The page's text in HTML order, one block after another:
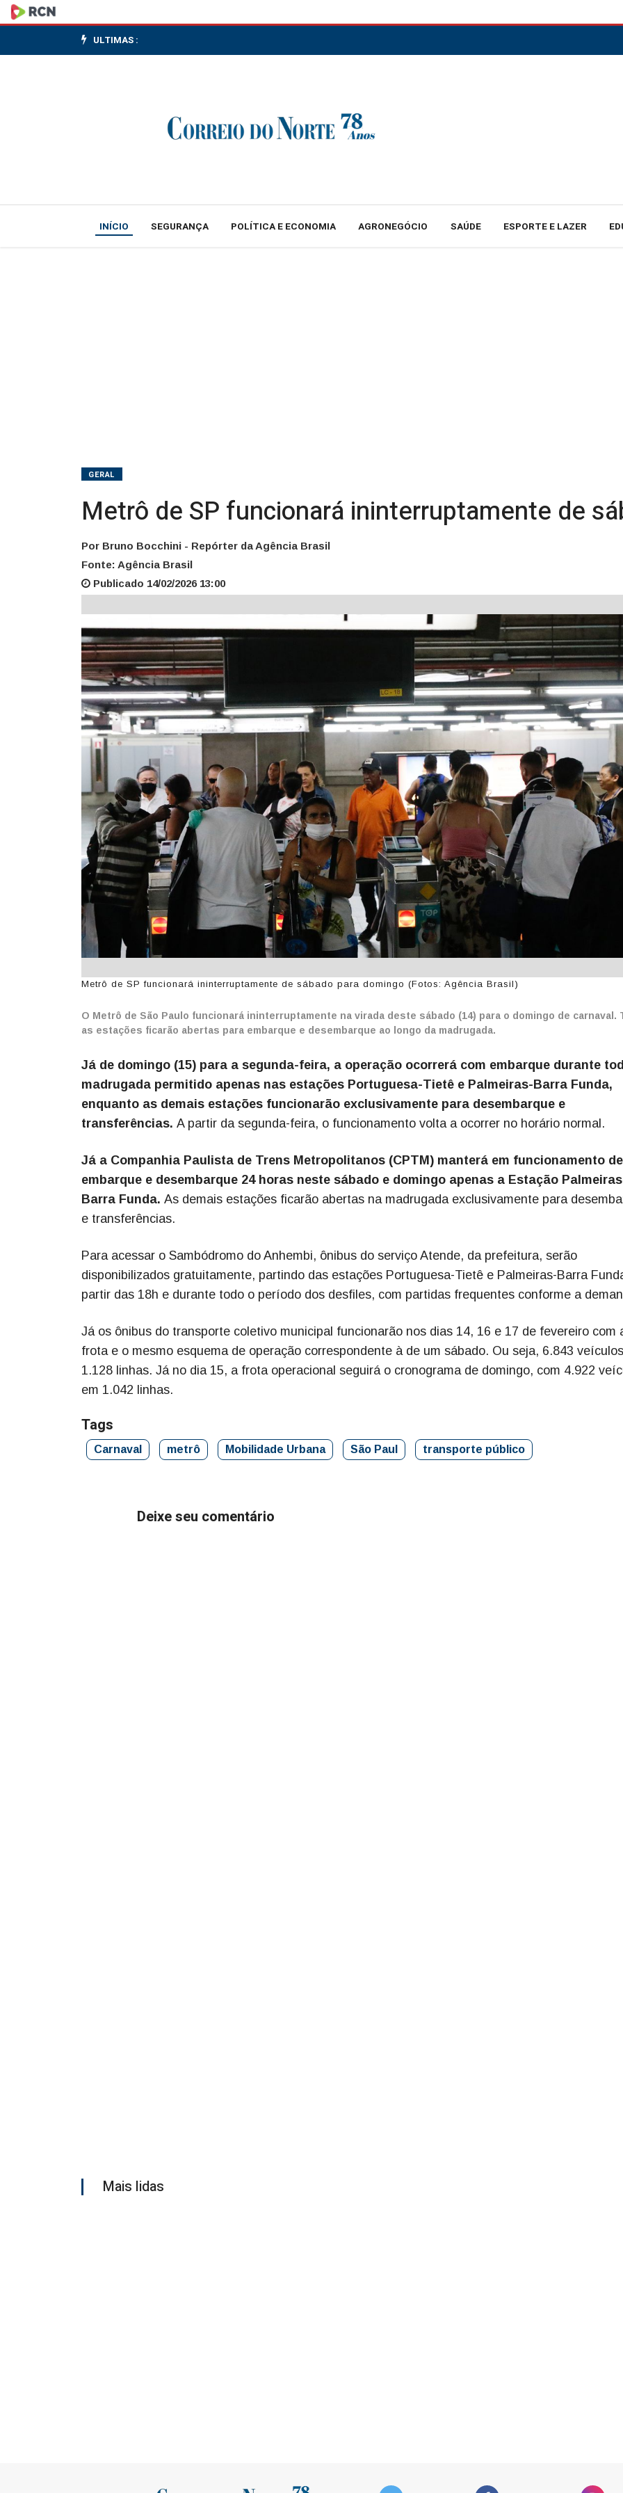
Metrô
de
ininterruptamente
sábado
ULTIMAS :
INÍCIO SEGURANÇA POLÍTICA E ECONOMIA AGRONEGÓCIO SAÚDE ESPORTE E LAZER
GERAL
Metrô de SP funcionará ininterruptamente de
Por Bruno Bocchini - Repórter da Agência Brasil
Fonte: Agência Brasil
Publicado 14/02/2026 13:00
Metrô de SP funcionará ininterruptamente de sábado para domingo (Fotos: Agência Brasil)
O Metrô de São Paulo funcionará ininterruptamente na virada deste sábado (14) para o domingo de carnaval.
as estações ficarão abertas para embarque e desembarque ao longo da madrugada.
Já de domingo (15) para a segunda-feira, a operação ocorrerá com embarque durante
madrugada permitido apenas nas estações Portuguesa-Tietê e Palmeiras-Barra Funda,
enquanto as demais estações funcionarão exclusivamente para desembarque e
transferências. A partir da segunda-feira, o funcionamento volta a ocorrer no horário normal.
Já a Companhia Paulista de Trens Metropolitanos (CPTM) manterá em funcionamento de
embarque e desembarque 24 horas neste sábado e domingo apenas a Estação
Barra Funda. As demais estações ficarão abertas na madrugada exclusivamente para
e transferências.
Para acessar o Sambódromo do Anhembi, ônibus do serviço Atende, da prefeitura, serão
disponibilizados gratuitamente, partindo das estações Portuguesa-Tietê e Palmeiras-Barra
partir das 18h e durante todo o período dos desfiles, com partidas frequentes conforme a
Já os ônibus do transporte coletivo municipal funcionarão nos dias 14, 16 e 17 de fevereiro com
frota e o mesmo esquema de operação correspondente à de um sábado. Ou seja, 6.843
1.128 linhas. Já no dia 15, a frota operacional seguirá o cronograma de domingo, com 4.922
em 1.042 linhas.
Tags
Carnaval metrô Mobilidade Urbana São Paul transporte público
Deixe seu comentário
Mais lidas